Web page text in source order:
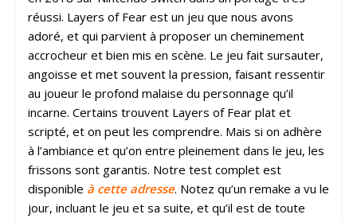
réussi. Layers of Fear est un jeu que nous avons
adoré, et qui parvient à proposer un cheminement
accrocheur et bien mis en scène. Le jeu fait sursauter,
angoisse et met souvent la pression, faisant ressentir
au joueur le profond malaise du personnage qu’il
incarne. Certains trouvent Layers of Fear plat et
scripté, et on peut les comprendre. Mais si on adhère
à l’ambiance et qu’on entre pleinement dans le jeu, les
frissons sont garantis. Notre test complet est
disponible à cette adresse. Notez qu’un remake a vu le
jour, incluant le jeu et sa suite, et qu’il est de toute